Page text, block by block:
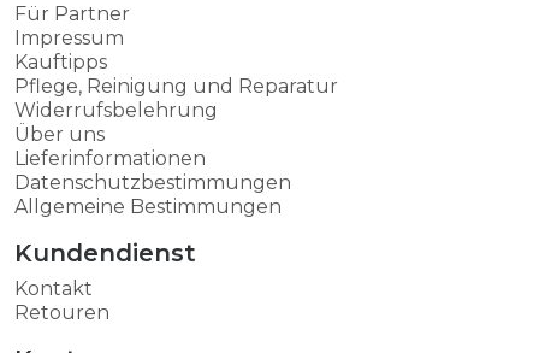
Für Partner
Impressum
Kauftipps
Pflege, Reinigung und Reparatur
Widerrufsbelehrung
Über uns
Lieferinformationen
Datenschutzbestimmungen
Allgemeine Bestimmungen
Kundendienst
Kontakt
Retouren